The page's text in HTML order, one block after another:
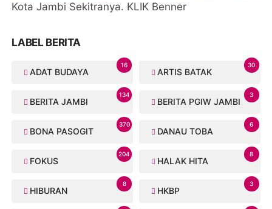
Kota Jambi Sekitranya. KLIK Benner
LABEL BERITA
ADAT BUDAYA
16
ARTIS BATAK
30
BERITA JAMBI
134
BERITA PGIW JAMBI
3
BONA PASOGIT
370
DANAU TOBA
6
FOKUS
204
HALAK HITA
8
HIBURAN
8
HKBP
3